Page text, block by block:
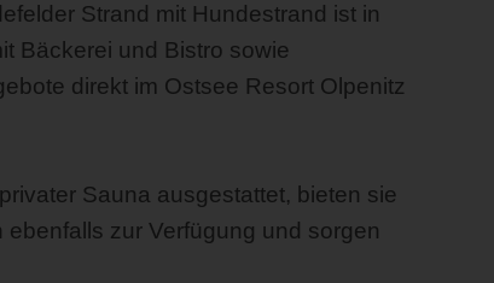
Strand mit Hundestrand ist in
Bäckerei und Bistro sowie
direkt im Ostsee Resort Olpenitz
Sauna ausgestattet, bieten sie
zur Verfügung und sorgen